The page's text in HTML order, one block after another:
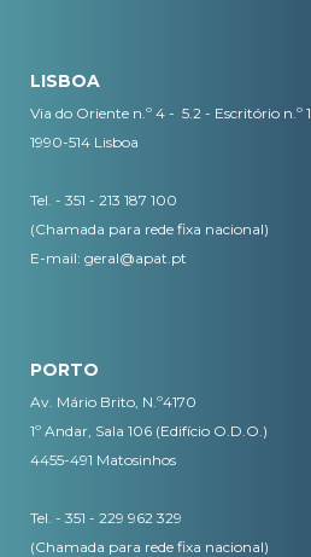
LISBOA
Via do Oriente n.º 4 - 5.2 - Escritório n.º 1
1990-514 Lisboa
Tel. - 351 - 213 187 100
(Chamada para rede fixa nacional)
E-mail: geral@apat.pt
PORTO
Av. Mário Brito, N.º4170
1º Andar, Sala 106 (Edifício O.D.O.)
4455-491 Matosinhos
Tel. - 351 - 229 962 329
(Chamada para rede fixa nacional)